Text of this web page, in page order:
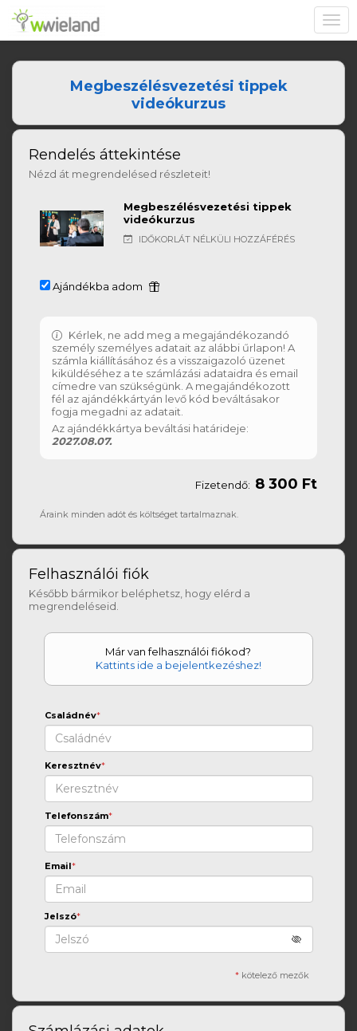
Megbeszélésvezetési tippek
videókurzus
Rendelés áttekintése
Nézd át megrendelésed részleteit!
Megbeszélésvezetési tippek
videókurzus
IDŐKORLÁT NÉLKÜLI HOZZÁFÉRÉS
Ajándékba adom
Kérlek, ne add meg a megajándékozandó
személy személyes adatait az alábbi űrlapon! A
számla kiállításához és a visszaigazoló üzenet
kiküldéséhez a te számlázási adataidra és email
címedre van szükségünk. A megajándékozott
fél az ajándékkártyán levő kód beváltásakor
fogja megadni az adatait.
Az ajándékkártya beváltási határideje:
2027.08.07.
Fizetendő: 8 300 Ft
Áraink minden adót és költséget tartalmaznak.
Felhasználói fiók
Később bármikor beléphetsz, hogy elérd a
megrendeléseid.
Már van felhasználói fiókod?
Kattints ide a bejelentkezéshez!
Családnév*
Keresztnév*
Telefonszám*
Email*
Jelszó*
* kötelező mezők